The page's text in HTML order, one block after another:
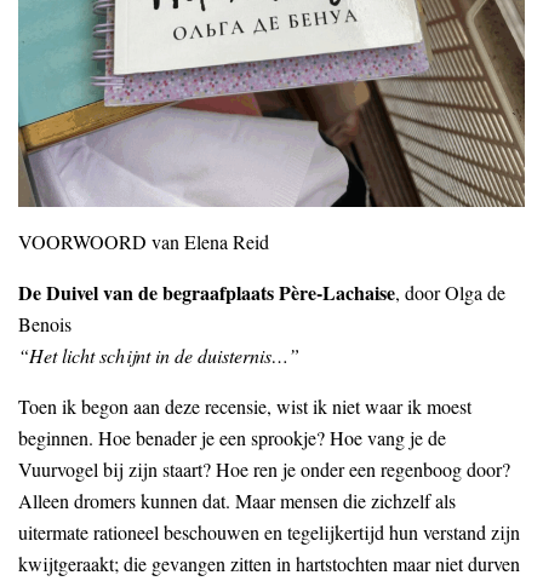
VOORWOORD van Elena Reid
De Duivel van de begraafplaats Père-Lachaise, door Olga de
Benois
“Het licht schijnt in de duisternis…”
Toen ik begon aan deze recensie, wist ik niet waar ik moest
beginnen. Hoe benader je een sprookje? Hoe vang je de
Vuurvogel bij zijn staart? Hoe ren je onder een regenboog door?
Alleen dromers kunnen dat. Maar mensen die zichzelf als
uitermate rationeel beschouwen en tegelijkertijd hun verstand zijn
kwijtgeraakt; die gevangen zitten in hartstochten maar niet durven